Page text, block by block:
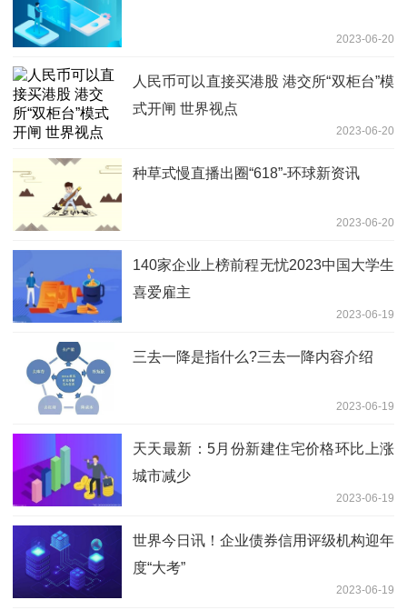
2023-06-20
人民币可以直接买港股 港交所“双柜台”模
式开闸 世界视点
2023-06-20
种草式慢直播出圈“618”-环球新资讯
2023-06-20
140家企业上榜前程无忧2023中国大学生
喜爱雇主
2023-06-19
三去一降是指什么?三去一降内容介绍
2023-06-19
天天最新：5月份新建住宅价格环比上涨
城市减少
2023-06-19
世界今日讯！企业债券信用评级机构迎年
度“大考”
2023-06-19